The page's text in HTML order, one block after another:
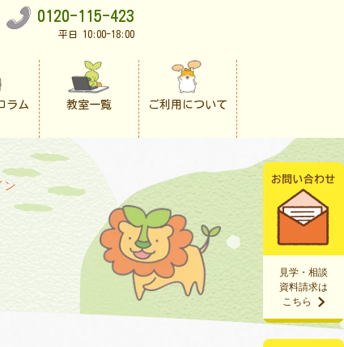
0120-115-423
平日 10:00-18:00
ラム 教室一覧 ご利用について
見学・相談
資料請求は
こちら
ン